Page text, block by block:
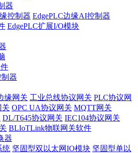
器
控制器 EdgePLC边缘AI控制器
EdgePLC扩展I/O模块
器
缘网关 工业总线协议网关 PLC协议网
关 OPC UA协议网关 MQTT网关
DL/T645协议网关 IEC104协议网关
BLIoTLink物联网关软件
器
统 坚固型双以太网IO模块 坚固型单以